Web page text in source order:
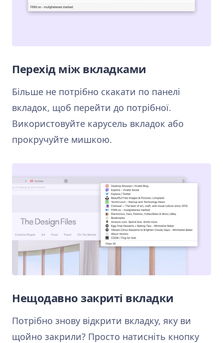
Перехід між вкладками
Більше не потрібно скакати по панелі
вкладок, щоб перейти до потрібної.
Використовуйте карусель вкладок або
прокручуйте мишкою.
Нещодавно закриті вкладки
Потрібно знову відкрити вкладку, яку ви
щойно закрили? Просто натисніть кнопку